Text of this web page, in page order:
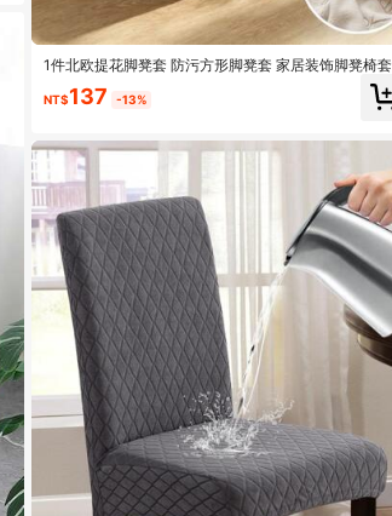
1件北欧提花脚凳套 防污方形脚凳套 家居装饰脚凳椅套
NT$137 -13%